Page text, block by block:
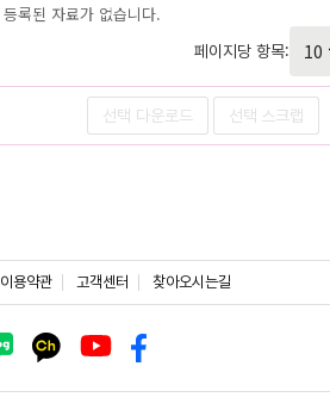
등록된 자료가 없습니다.
페이지당 항목:
선택 다운로드 선택 스크랩
이용약관 고객센터 찾아오시는길